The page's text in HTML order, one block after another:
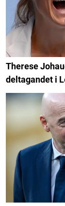
Therese
deltagandet i